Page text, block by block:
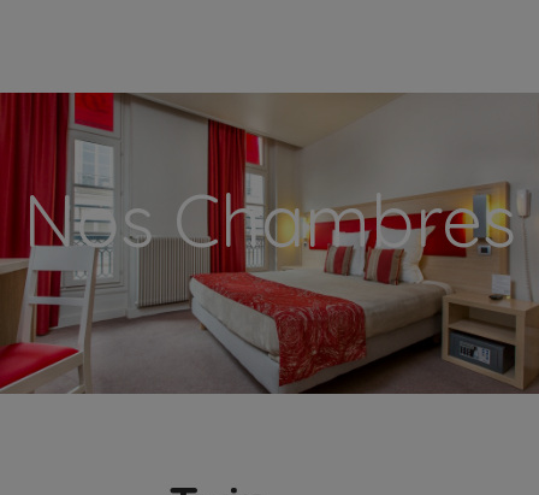
Nos Chambres